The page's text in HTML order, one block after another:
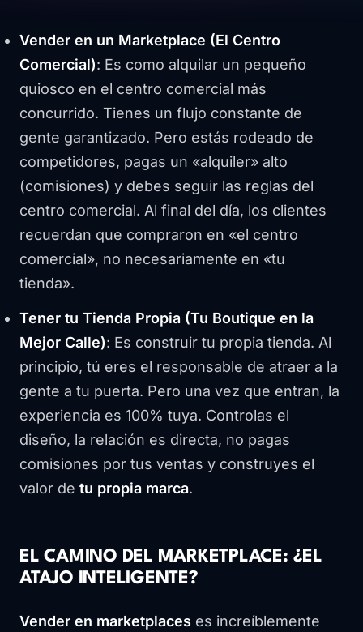
Vender en un Marketplace (El Centro
Comercial): Es como alquilar un pequeño
quiosco en el centro comercial más
concurrido. Tienes un flujo constante de
gente garantizado. Pero estás rodeado de
competidores, pagas un «alquiler» alto
(comisiones) y debes seguir las reglas del
centro comercial. Al final del día, los clientes
recuerdan que compraron en «el centro
comercial», no necesariamente en «tu
tienda».
Tener tu Tienda Propia (Tu Boutique en la
Mejor Calle): Es construir tu propia tienda. Al
principio, tú eres el responsable de atraer a la
gente a tu puerta. Pero una vez que entran, la
experiencia es 100% tuya. Controlas el
diseño, la relación es directa, no pagas
comisiones por tus ventas y construyes el
valor de tu propia marca.
EL CAMINO DEL MARKETPLACE: ¿EL
ATAJO INTELIGENTE?
Vender en marketplaces es increíblemente